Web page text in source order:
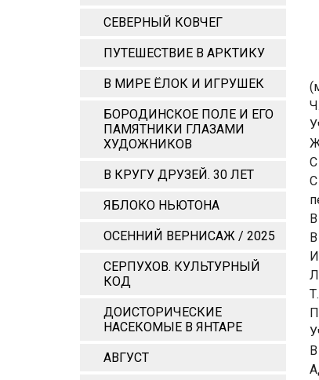
СЕВЕРНЫЙ КОВЧЕГ
ПУТЕШЕСТВИЕ В АРКТИКУ
В МИРЕ ЁЛОК И ИГРУШЕК
БОРОДИНСКОЕ ПОЛЕ И ЕГО
ПАМЯТНИКИ ГЛАЗАМИ
ХУДОЖНИКОВ
В КРУГУ ДРУЗЕЙ. 30 ЛЕТ
ЯБЛОКО НЬЮТОНА
ОСЕННИЙ ВЕРНИСАЖ / 2025
СЕРПУХОВ. КУЛЬТУРНЫЙ
КОД
ДОИСТОРИЧЕСКИЕ
НАСЕКОМЫЕ В ЯНТАРЕ
АВГУСТ
С